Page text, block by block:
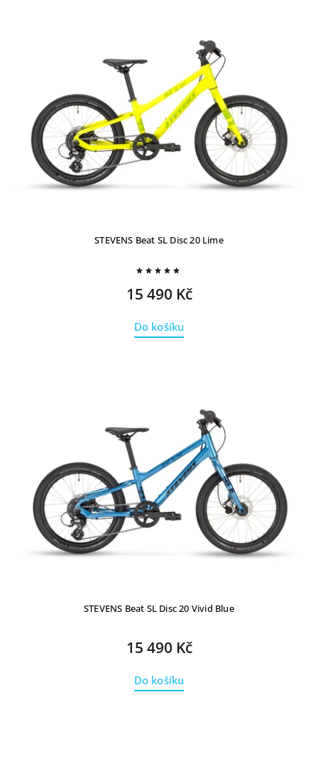
STEVENS Beat SL Disc 20 Lime
15 490 Kč
Do košíku
STEVENS Beat SL Disc 20 Vivid Blue
15 490 Kč
Do košíku